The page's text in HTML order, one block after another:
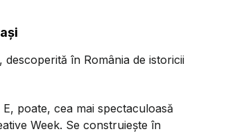
în România de istoricii
E, poate, cea mai spectaculoasă
Week. Se construiește în